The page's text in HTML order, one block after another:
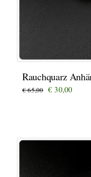
Rauchquarz
€65,00 Ursprünglicher
€ 30,00